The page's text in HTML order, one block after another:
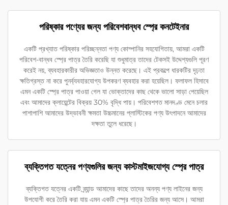
পরিষ্কার পণ্যের জন্য পরিবেশবান্ধব স্প্রে কনটেইনার
একটি প্রখ্যাত পরিষ্কার পরিচ্ছন্নতা পণ্য কোম্পানির সহযোগিতায়, আমরা একটি
পরিবেশ-বান্ধব স্প্রে পাত্র তৈরি করেছি যা শুধুমাত্র তাদের টেকসই উদ্দেশ্যগুলি পূরণ
করেই নয়, ব্যবহারকারীর অভিজ্ঞতাও উন্নত করেছে। এই প্রকল্পে ধারকটির দৃঢ়তা
ক্ষতিগ্রস্ত না করে পুনর্ব্যবহারযোগ্য উপকরণ ব্যবহার করা হয়েছিল। ফলাফল হিসাবে
এমন একটি স্প্রে পাত্র পাওয়া গেল যা ভোক্তাদের কাছ থেকে ভালো সাড়া পেয়েছিল
এবং আমাদের ক্লায়েন্টের বিক্রয় 30% বৃদ্ধি পায়। পরিবেশগত মানদণ্ড মেনে চলার
পাশাপাশি আমাদের উদ্ভাবনী ক্ষমতা উচ্চমানের প্লাস্টিকের পণ্য উৎপাদনে আমাদের
দক্ষতা তুলে ধরেছে।
ব্যক্তিগত যত্নের পণ্যগুলির জন্য কাস্টমাইজযোগ্য স্প্রে পাত্র
ব্যক্তিগত যত্নের একটি ব্র্যান্ড আমাদের কাছে তাদের অনন্য পণ্য লাইনের জন্য
উপযোগী করে তৈরি করা যায় এমন একটি স্প্রে পাত্র তৈরির জন্য আসে। আমরা